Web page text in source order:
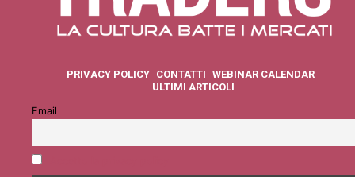
PRIVACY POLICY CONTATTI WEBINAR CALENDAR
ULTIMI ARTICOLI
Email